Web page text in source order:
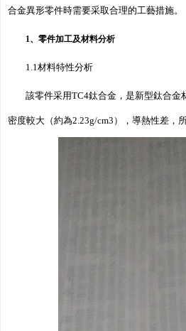
合金異形零件時需要采取合理的工藝措施。
1、零件加工及材料分析
1.1材料特性分析
該零件采用TC4鈦合金，是新型鈦合
密度較大（約為2.23g/cm3），導熱性差，